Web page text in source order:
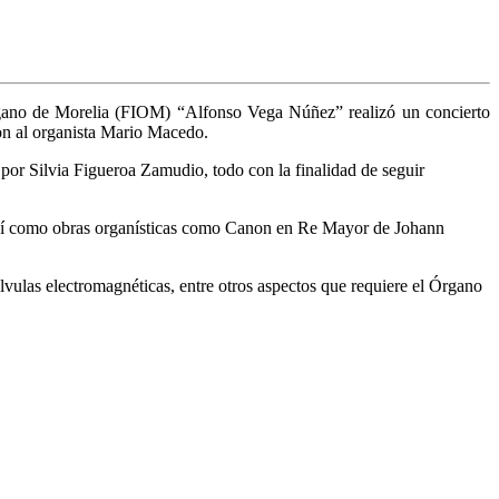
de Morelia (FIOM) “Alfonso Vega Núñez” realizó un concierto
al organista Mario Macedo.
Silvia Figueroa Zamudio, todo con la finalidad de seguir
obras organísticas como Canon en Re Mayor de Johann
electromagnéticas, entre otros aspectos que requiere el Órgano